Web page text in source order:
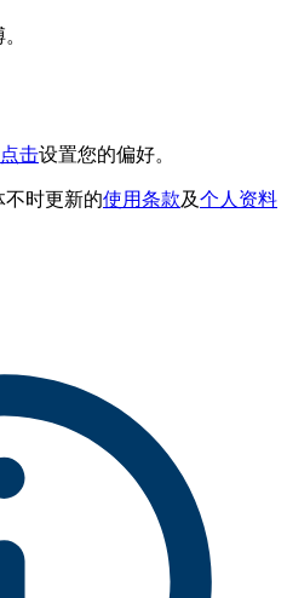
点击设置您的偏好。
时更新的使用条款及个人资料